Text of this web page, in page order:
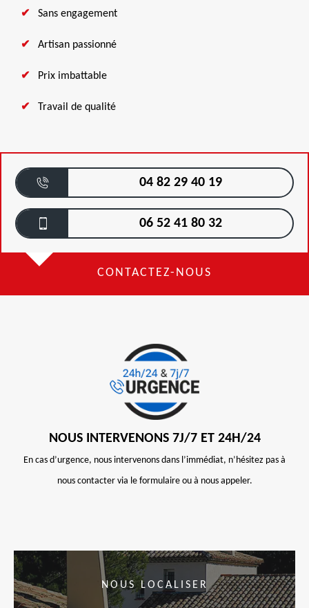
Sans engagement
Artisan passionné
Prix imbattable
Travail de qualité
04 82 29 40 19
06 52 41 80 32
CONTACTEZ-NOUS
NOUS INTERVENONS 7J/7 ET 24H/24
En cas d’urgence, nous intervenons dans l’immédiat, n’hésitez pas à
nous contacter via le formulaire ou à nous appeler.
NOUS LOCALISER